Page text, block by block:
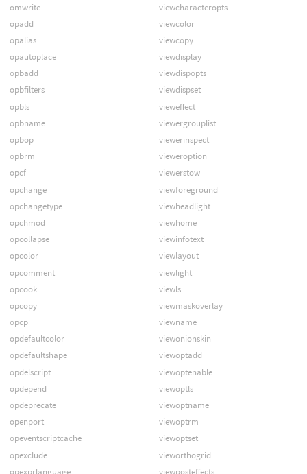
omwrite
opadd
opalias
opautoplace
opbadd
opbfilters
opbls
opbname
opbop
opbrm
opcf
opchange
opchangetype
opchmod
opcollapse
opcolor
opcomment
opcook
opcopy
opcp
opdefaultcolor
opdefaultshape
opdelscript
opdepend
opdeprecate
openport
opeventscriptcache
opexclude
opexprlanguage
viewcharacteropts
viewcolor
viewcopy
viewdisplay
viewdispopts
viewdispset
vieweffect
viewergrouplist
viewerinspect
vieweroption
viewerstow
viewforeground
viewheadlight
viewhome
viewinfotext
viewlayout
viewlight
viewls
viewmaskoverlay
viewname
viewonionskin
viewoptadd
viewoptenable
viewoptls
viewoptname
viewoptrm
viewoptset
vieworthogrid
viewposteffects